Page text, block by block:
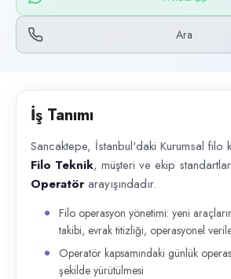
Başvuru kanalları
WhatsApp, Telefon
Sancaktepe, İstanbul'daki Kurumsal filo
Ara
İş Tanımı
Sancaktepe, İstanbul'daki Kurumsal filo
Filo Teknik, müşteri ve ekip
Operatörarayışındadır.
Filo operasyon yönetimi: yeni
takibi, evrak titizliği, operasyonel
Operatör kapsamındaki günlük
şekilde yürütülmesi